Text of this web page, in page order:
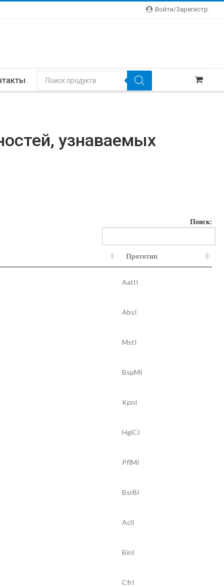
Войти/зарегистр.
Поиск
Товаров
узнаваемых
Поиск:
Прототип
AatII
AbsI
MstI
BspMI
KpnI
HgiCI
PflMI
BsrBI
AclI
BinI
CfrI